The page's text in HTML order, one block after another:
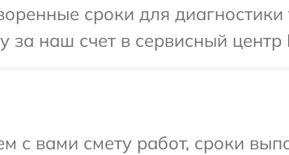
сроки для
за наш счет в сервисный центр
с вами смету работ, сроки